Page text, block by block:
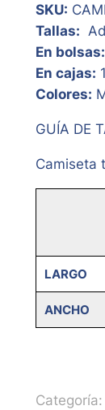
SKU:
Tallas:
En bolsas:
En cajas:
Colores:
GUÍA DE
Camiseta
LARGO
ANCHO
Categoría: